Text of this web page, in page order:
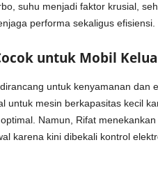
suhu menjadi faktor krusial,
performa sekaligus efisiensi.
untuk Mobil
untuk kenyamanan dan
untuk mesin berkapasitas kecil
Namun, Rifat
karena kini dibekali kontrol